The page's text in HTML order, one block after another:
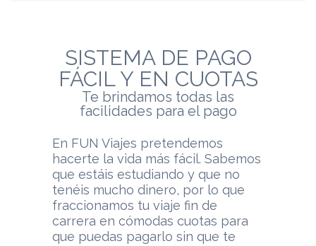
SISTEMA DE PAGO
FÁCIL Y EN CUOTAS
Te brindamos todas las
facilidades para el pago
En FUN Viajes pretendemos
hacerte la vida más fácil. Sabemos
que estáis estudiando y que no
tenéis mucho dinero, por lo que
fraccionamos tu viaje fin de
carrera en cómodas cuotas para
que puedas pagarlo sin que te